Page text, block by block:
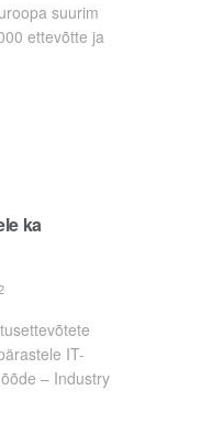
suurim
ettevõtte ja
ka
IT-
– Industry